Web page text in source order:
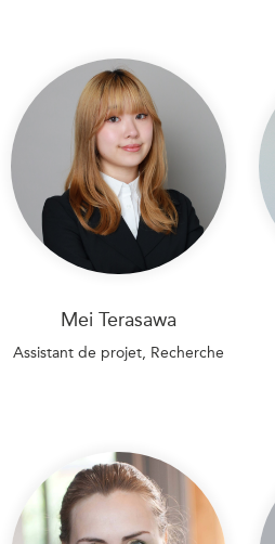
Mei Terasawa
Assistant de projet, Recherche